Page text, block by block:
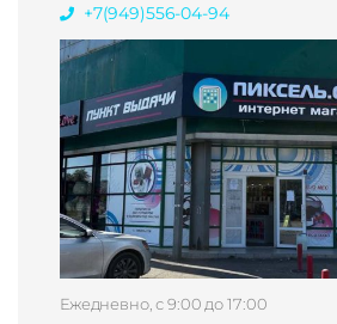
+7(949)556-04-94
Ежедневно, с 9:00 до 17:00